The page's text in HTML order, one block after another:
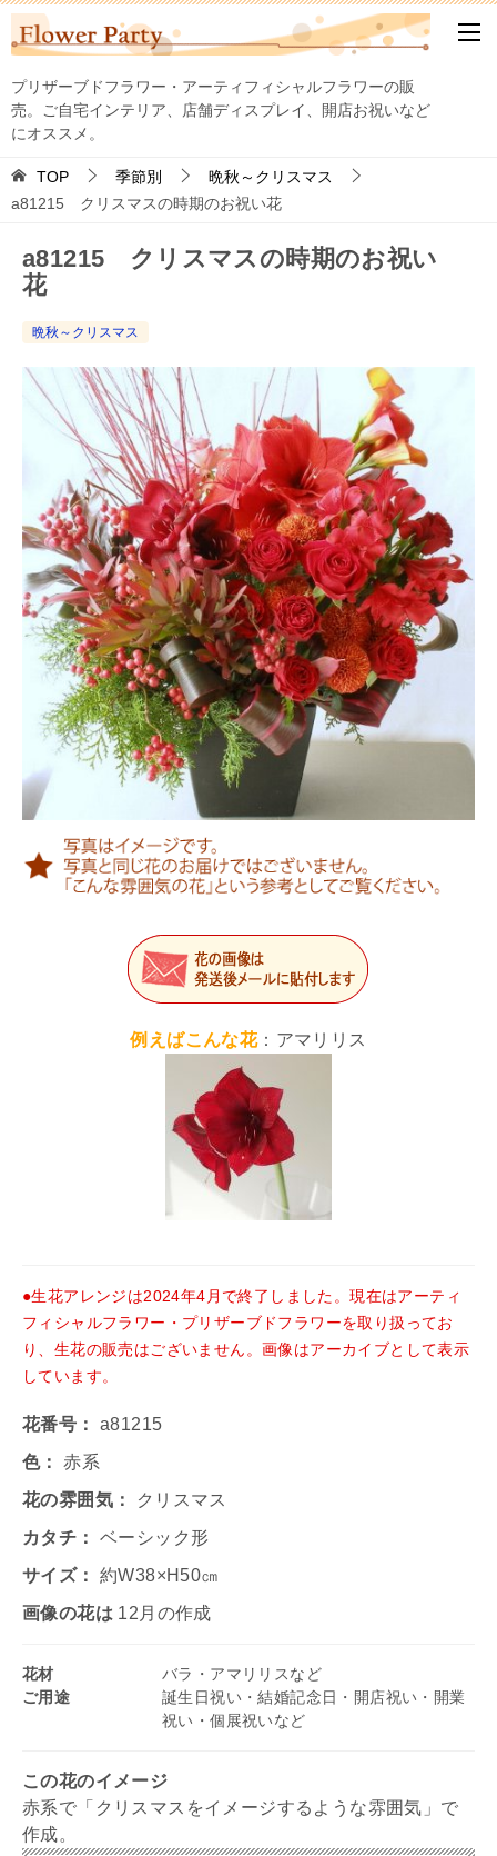
プリザーブドフラワー・アーティフィシャルフラワーの販
売。ご自宅インテリア、店舗ディスプレイ、開店お祝いなど
にオススメ。
TOP 季節別
晩秋～クリスマス
a81215 クリスマスの時期のお祝い花
a81215 クリスマスの時期のお祝い
花
晩秋～クリスマス
例えばこんな花：アマリリス
●生花アレンジは2024年4月で終了しました。現在はアーティ
フィシャルフラワー・プリザーブドフラワーを取り扱ってお
り、生花の販売はございません。画像はアーカイブとして表示
しています。
花番号：
a81215
色：
赤系
花の雰囲気：
クリスマス
カタチ：
ベーシック形
サイズ：
約W38×H50㎝
画像の花は 12月の作成
花材
バラ・アマリリスなど
ご用途
誕生日祝い・結婚記念日・開店祝い・開業
祝い・個展祝いなど
この花のイメージ
赤系で「クリスマスをイメージするような雰囲気」で
作成。